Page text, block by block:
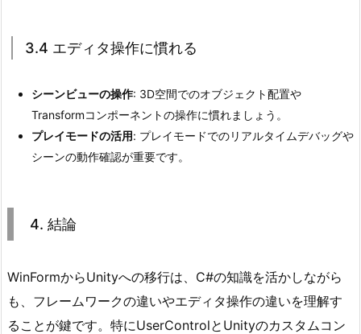
デ
タ
操
作
に
る
論
3.4 エディタ操作に慣れる
シーンビューの操作: 3D空間でのオブジェクト配置や
Transformコンポーネントの操作に慣れましょう。
プレイモードの活用: プレイモードでのリアルタイムデバッグや
シーンの動作確認が重要です。
4. 結論
WinFormからUnityへの移行は、C#の知識を活かしながら
も、フレームワークの違いやエディタ操作の違いを理解す
ることが鍵です。特にUserControlとUnityのカスタムコン